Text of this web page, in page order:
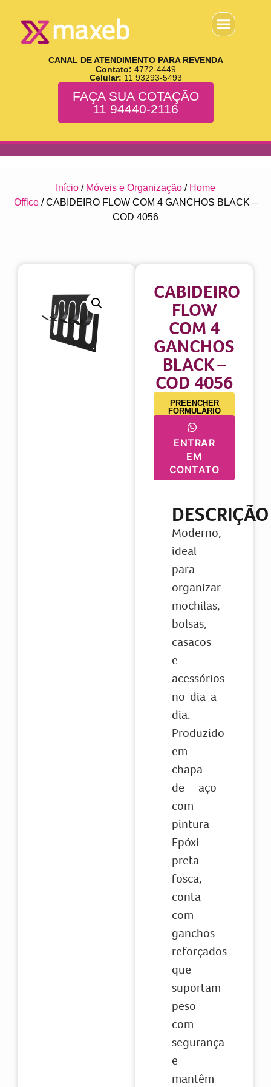
CANAL DE ATENDIMENTO PARA REVENDA
Contato: 4772-4449
Celular: 11 93293-5493
FAÇA SUA COTAÇÃO
11 94440-2116
Início / Móveis e Organização / Home
Office/ CABIDEIRO FLOW COM 4 GANCHOS BLACK –
COD 4056
CABIDEIRO
FLOW
COM 4
GANCHOS
BLACK –
COD 4056
PREENCHER
FORMULÁRIO
ENTRAR
EM
CONTATO
DESCRIÇÃO
Moderno,
ideal
para
organizar
mochilas,
bolsas,
casacos
e
acessórios
no dia a
dia.
Produzido
em
chapa
de aço
com
pintura
Epóxi
preta
fosca,
conta
com
ganchos
reforçados
que
suportam
peso
com
segurança
e
mantêm